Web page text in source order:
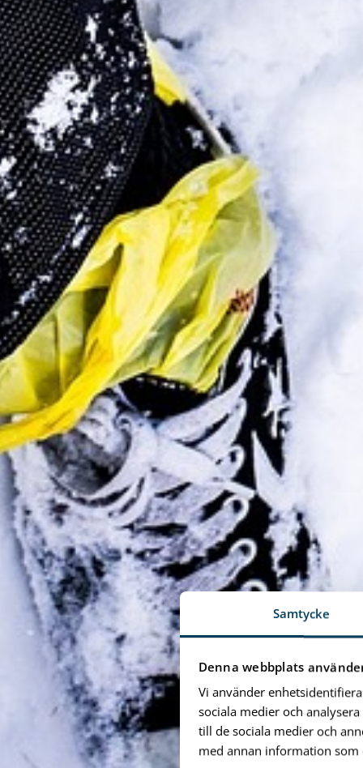
Samtycke
Denna webbplats
Vi använder
sociala medier och
till de sociala medier och
med annan information